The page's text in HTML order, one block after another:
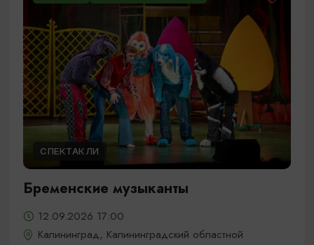
СПЕКТАКЛИ
Бременские музыканты
12.09.2026 17:00
Калининград, Калининградский областной